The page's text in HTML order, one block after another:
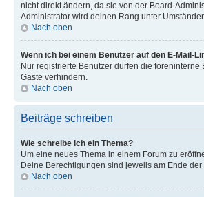
nicht direkt ändern, da sie von der Board-
Administrator wird deinen Rang unter
Nach oben
Wenn ich bei einem Benutzer auf den E-Mail-
Nur registrierte Benutzer dürfen die
Gäste verhindern.
Nach oben
Beiträge schreiben
Wie schreibe ich ein Thema?
Um eine neues Thema in einem Forum zu
Deine Berechtigungen sind jeweils am Ende
Nach oben